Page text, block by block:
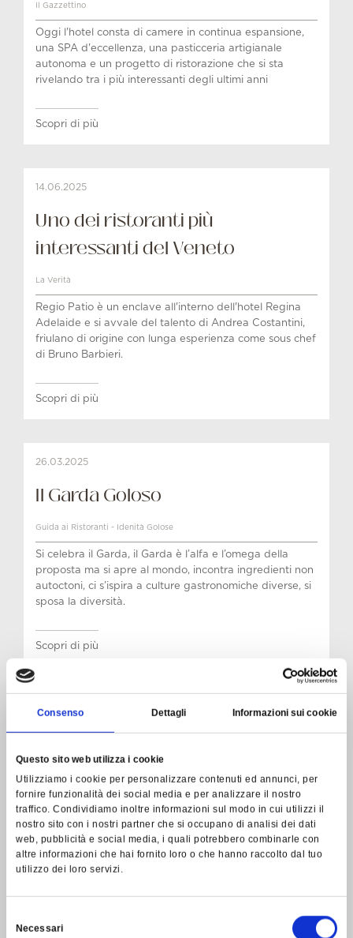
Consenso Dettagli Informazioni sui cookie
Questo sito web utilizza i cookie
Utilizziamo i cookie per personalizzare contenuti ed annunci, per
fornire funzionalità dei social media e per analizzare il nostro
traffico. Condividiamo inoltre informazioni sul modo in cui utilizzi il
nostro sito con i nostri partner che si occupano di analisi dei dati
web, pubblicità e social media, i quali potrebbero combinarle con
altre informazioni che hai fornito loro o che hanno raccolto dal tuo
utilizzo dei loro servizi.
delNecessari
Il Gazzettino
Oggi l'hotel consta di camere in continua espansione,
una SPA d'eccellenza, una pasticceria artigianale
autonoma e un progetto di ristorazione che si sta
rivelando tra i più interessanti degli ultimi anni
Scopri di più
14.06.2025
Uno dei ristoranti più
interessanti del Veneto
La Verità
Regio Patio è un enclave all'interno dell'hotel Regina
Adelaide e si avvale del talento di Andrea Costantini,
friulano di origine con lunga esperienza come sous chef
di Bruno Barbieri.
Scopri di più
26.03.2025
Il Garda Goloso
Guida ai Ristoranti - Idenità Golose
Si celebra il Garda, il Garda è l’alfa e l’omega della
proposta ma si apre al mondo, incontra ingredienti non
autoctoni, ci s’ispira a culture gastronomiche diverse, si
sposa la diversità.
Scopri di più
07.01.2025
Nordest dei sapori: consigli dei
critici
Andrea Costantini interpreta il lago e il territorio con lo
stupore di chi sa osservare curiosamente il mondo